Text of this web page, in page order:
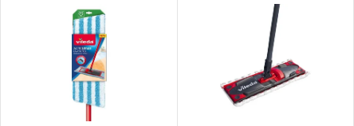
ABC szerint